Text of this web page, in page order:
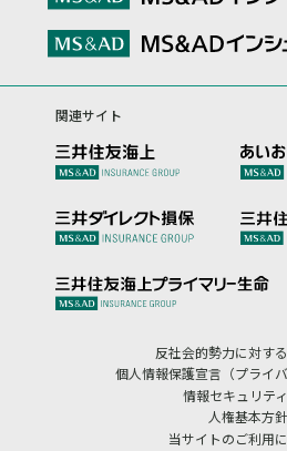
関連サイト
反社会的勢力に対す
個人情報保護宣言（プライ
情報セキュリテ
人権基本方針
当サイトのご利用